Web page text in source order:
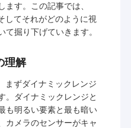
す。この記事では、
してそれがどのように視
掘り下げていきます。
理解
まずダイナミックレンジ
。ダイナミックレンジと
も明るい要素と最も暗い
カメラのセンサーがキャ